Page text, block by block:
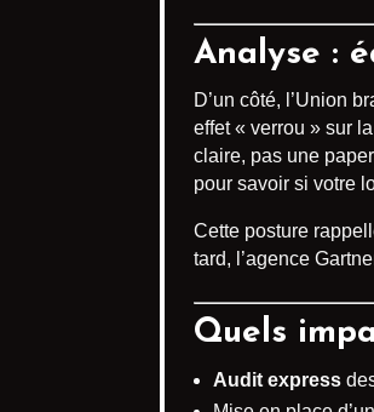
Analyse :
D’un côté, l’Union
effet « verrou » sur
claire, pas une
pour savoir si votre
Cette posture
tard, l’agence
Quels
Audit express